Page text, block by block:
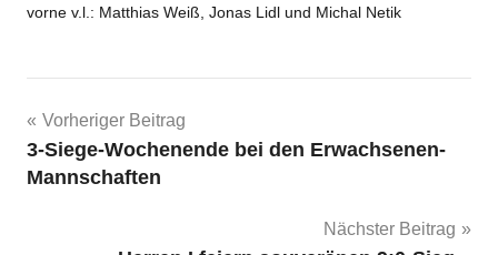
vorne v.l.: Matthias Weiß, Jonas Lidl und Michal Netik
Beitragsnavigation
Vorheriger Beitrag
3-Siege-Wochenende bei den Erwachsenen-
Mannschaften
Nächster Beitrag